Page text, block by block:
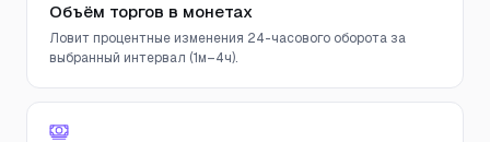
Объём торгов в монетах
Ловит процентные изменения 24-часового оборота за
выбранный интервал (1м–4ч).